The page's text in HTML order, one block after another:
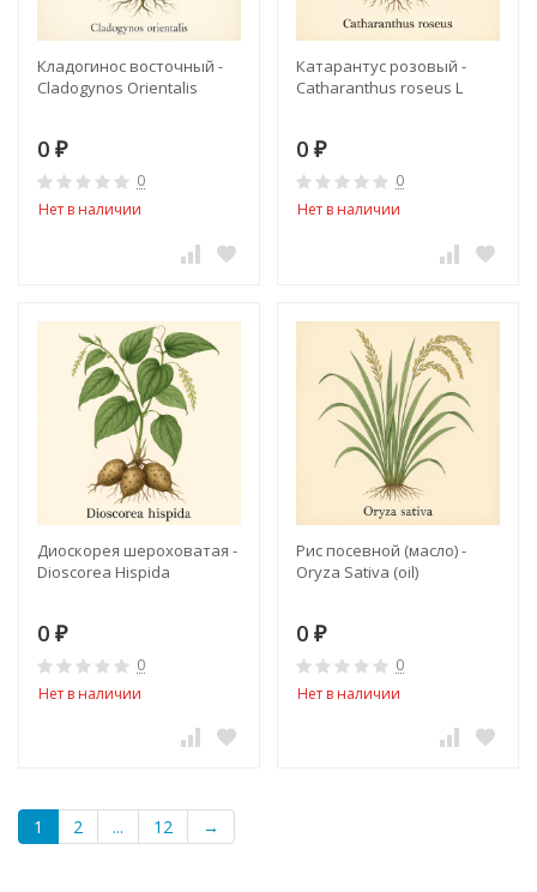
Кладогинос восточный -
Cladogynos Orientalis
0 ₽
0
Нет в наличии
Катарантус розовый -
Catharanthus roseus L
0 ₽
0
Нет в наличии
Диоскорея шероховатая -
Dioscorea Hispida
0 ₽
0
Нет в наличии
Рис посевной (масло) -
Oryza Sativa (oil)
0 ₽
0
Нет в наличии
1 2 ... 12 →